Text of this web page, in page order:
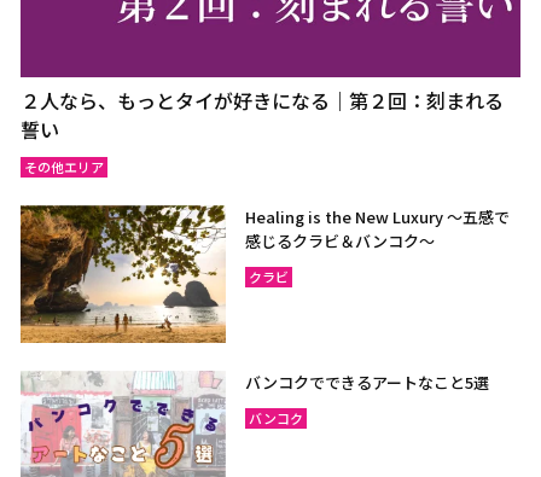
２人なら、もっとタイが好きになる｜第２回：刻まれる
誓い
その他エリア
Healing is the New Luxury ～五感で
感じるクラビ＆バンコク～
クラビ
バンコクでできるアートなこと5選
バンコク